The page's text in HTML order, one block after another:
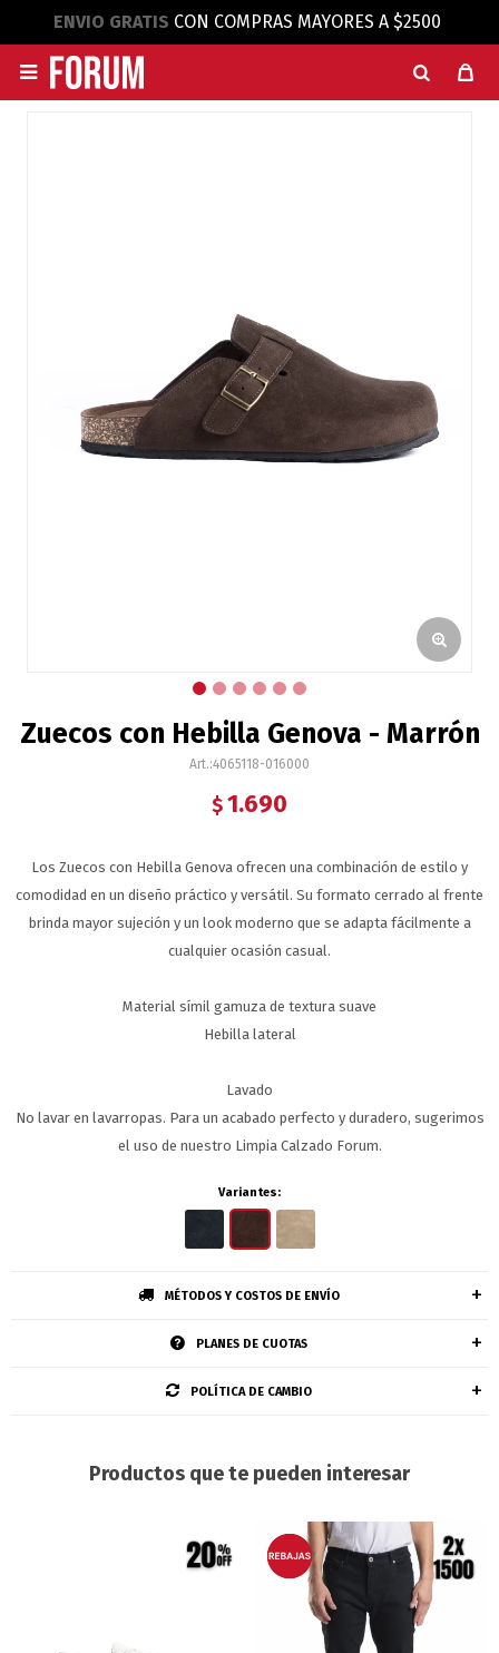
ENVIO GRATIS CON COMPRAS MAYORES A $2500

Zuecos con Hebilla Genova - Marrón
4065118-016000
$1.690
Los Zuecos con Hebilla Genova ofrecen una combinación de estilo y
comodidad en un diseño práctico y versátil. Su formato cerrado al frente
brinda mayor sujeción y un look moderno que se adapta fácilmente a
cualquier ocasión casual.
Material símil gamuza de textura suave
Hebilla lateral
Lavado
No lavar en lavarropas. Para un acabado perfecto y duradero, sugerimos
el uso de nuestro Limpia Calzado Forum.
Variantes:
MÉTODOS Y COSTOS DE ENVÍO
PLANES DE CUOTAS
POLÍTICA DE CAMBIO
Productos que te pueden interesar